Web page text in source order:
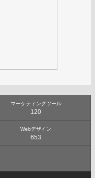
マーケティングツール
120
Webデザイン
653